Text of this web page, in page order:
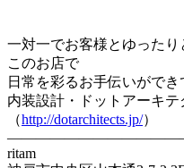
一対一でお客様とゆった
このお店で
日常を彩るお手伝いができ
内装設計・ドットアーキ
（http://dotarchitects.jp/）
ritam